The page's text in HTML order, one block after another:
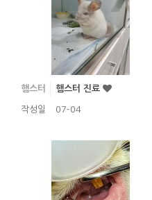
햄스터 햄스터 진료
작성일 07-04